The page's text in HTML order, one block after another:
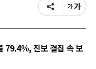
79.4%, 진보 결집 속 보